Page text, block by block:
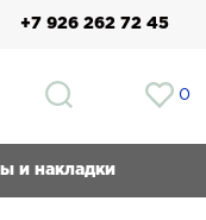
+7 926 262 72 45
0
и накладки